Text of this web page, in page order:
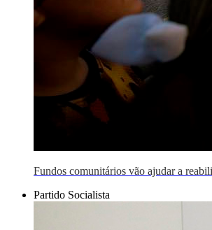
Fundos comunitários vão ajudar a
Partido Socialista